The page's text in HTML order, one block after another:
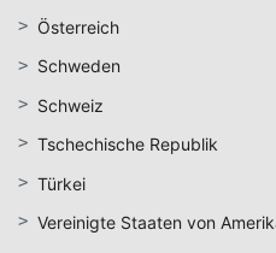
Österreich
Schweden
Schweiz
Tschechische Republik
Türkei
Vereinigte Staaten von